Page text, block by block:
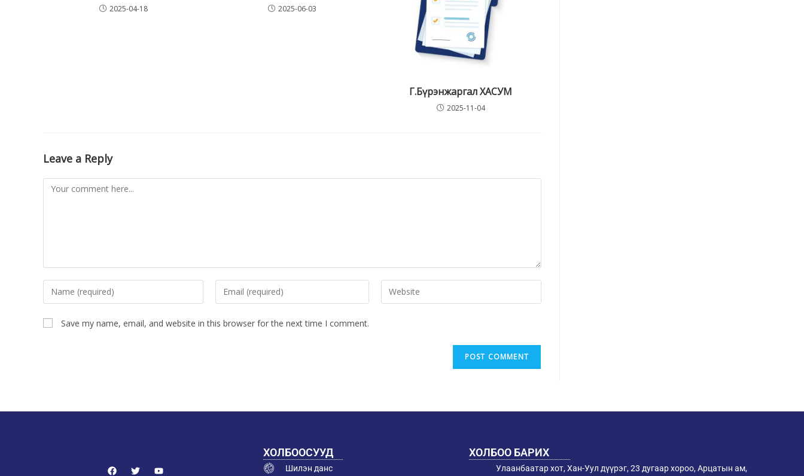
2025-04-18 2025-06-03
Г.Бүрэнжаргал ХАСУМ
2025-11-04
Leave a Reply
Save my name, email, and website in this browser for the next time I comment.
ХОЛБООСУУД
Шилэн данс
ХОЛБОО БАРИХ
Улаанбаатар хот, Хан-Уул дүүрэг, 23 дугаар хороо, Арцатын ам,